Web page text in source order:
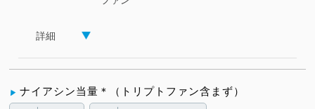
詳細
ナイアシン当量＊（トリプトファン含まず）